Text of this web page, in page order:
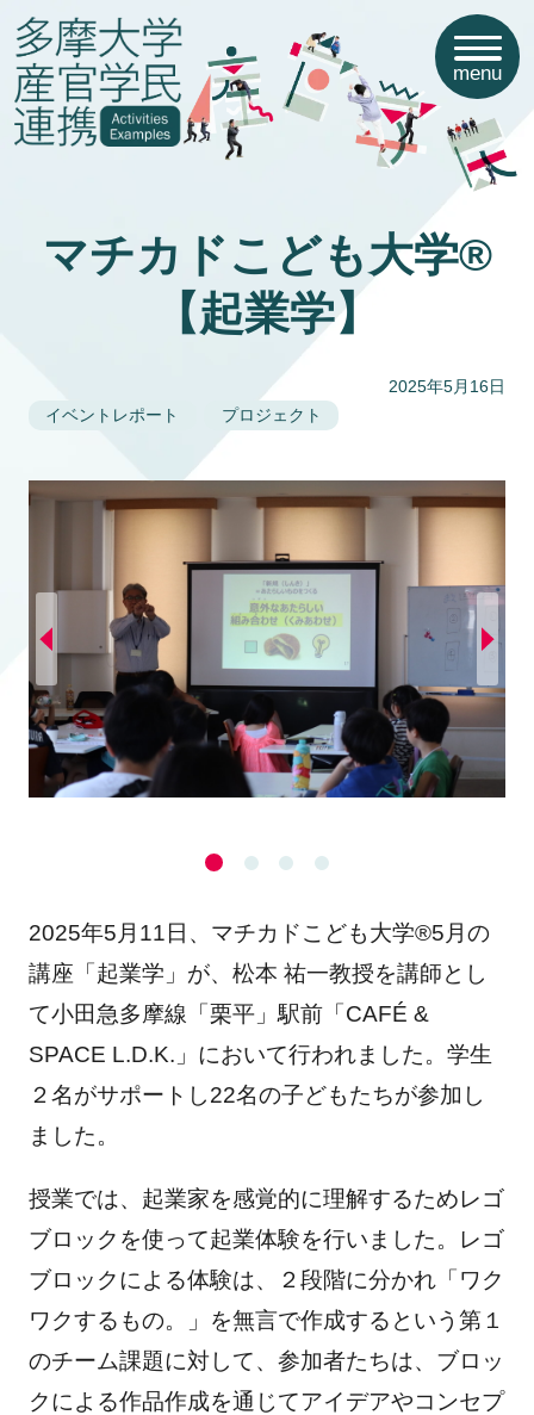
menu
マチカドこども大学®
【起業学】
2025年5月16日
イベントレポート
プロジェクト
2025年5月11日、マチカドこども大学®︎5月の
講座「起業学」が、松本 祐一教授を講師とし
て小田急多摩線「栗平」駅前「CAFÉ &
SPACE L.D.K.」において行われました。学生
２名がサポートし22名の子どもたちが参加し
ました。
授業では、起業家を感覚的に理解するためレゴ
ブロックを使って起業体験を行いました。レゴ
ブロックによる体験は、２段階に分かれ「ワク
ワクするもの。」を無言で作成するという第１
のチーム課題に対して、参加者たちは、ブロッ
クによる作品作成を通じてアイデアやコンセプ